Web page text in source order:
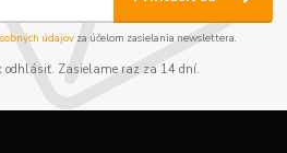
údajov za účelom zasielania newslettera.
odhlásiť. Zasielame raz za 14 dní.